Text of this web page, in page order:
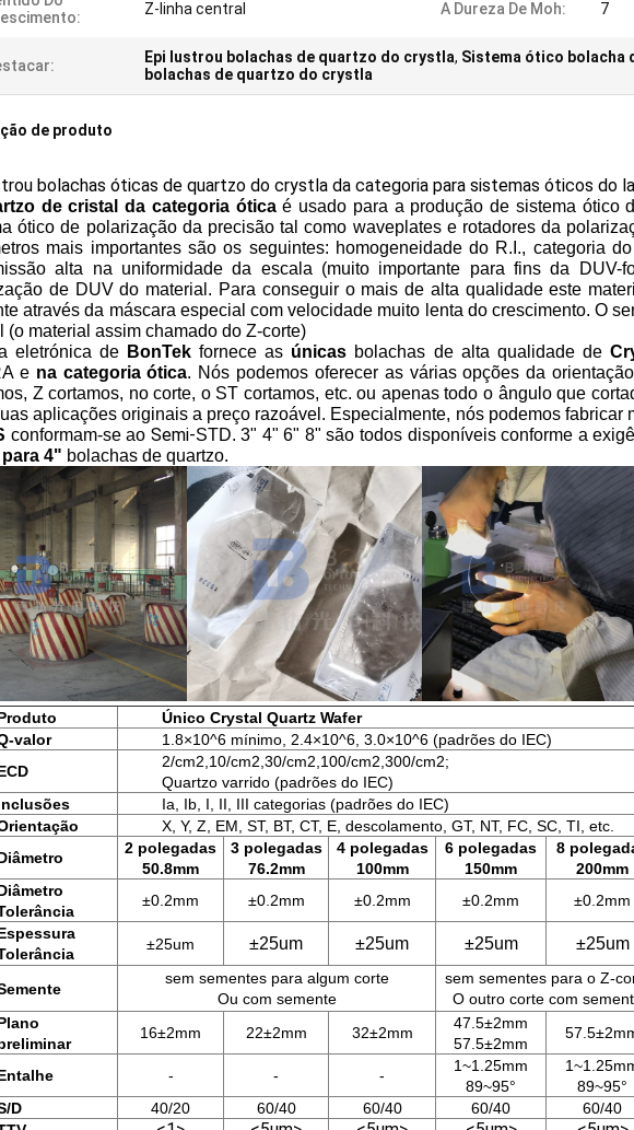
Z-linha central A Dureza De Moh: 7
Epi lustrou bolachas de quartzo do crystla, Sistema ótico bolacha
bolachas de quartzo do crystla
de produto
bolachas óticas de quartzo do crystla da categoria para sistemas óticos do
de cristal da categoria ótica é usado para a produção de sistema ótico
ótico de polarização da precisão tal como waveplates e rotadores da
mais importantes são os seguintes: homogeneidade do R.I., categoria
alta na uniformidade da escala (muito importante para fins da DUV-
de DUV do material. Para conseguir o mais de alta qualidade este
através da máscara especial com velocidade muito lenta do crescimento. O
(o material assim chamado do Z-corte)
eletrónica de BonTek fornece as únicas bolachas de alta qualidade de
e na categoria ótica. Nós podemos oferecer as várias opções da
Z cortamos, no corte, o ST cortamos, etc. ou apenas todo o ângulo que
aplicações originais a preço razoável. Especialmente, nós podemos fabricar
conformam-se ao Semi-STD. 3" 4" 6" 8" são todos disponíveis conforme a
4" bolachas de quartzo.
Único Crystal Quartz Wafer
valor
1.8×10^6 mínimo, 2.4×10^6, 3.0×10^6 (padrões do IEC)
2/cm2,10/cm2,30/cm2,100/cm2,300/cm2;
Quartzo varrido (padrões do IEC)
Ia, Ib, I, II, III categorias (padrões do IEC)
X, Y, Z, EM, ST, BT, CT, E, descolamento, GT, NT, FC, SC, TI, etc.
2 polegadas
50.8mm
3 polegadas
76.2mm
4 polegadas
100mm
6 polegadas
150mm
8
200mm
±0.2mm ±0.2mm ±0.2mm ±0.2mm
±0.2mm
±25um ±25um ±25um ±25um ±25um
sem sementes para algum corte
Ou com semente
sem sementes para o Z-
O outro corte com
16±2mm 22±2mm 32±2mm
47.5±2mm
57.5±2mm
- - -
1~1.25mm
89~95°
89~95°
D
40/20 60/40 60/40 60/40
60/40